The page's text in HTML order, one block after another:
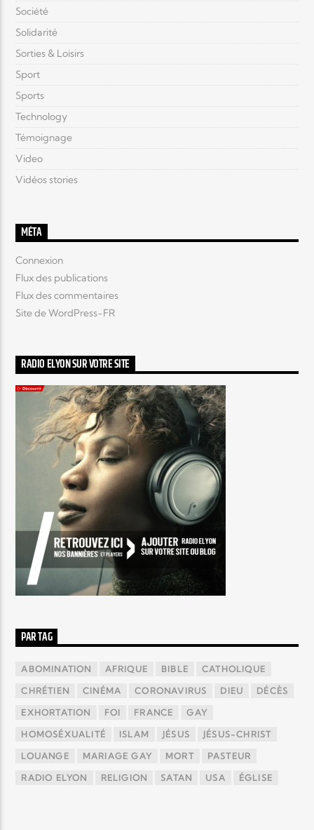
Société
Solidarité
Sorties & Loisirs
Sport
Sports
Technology
Témoignage
Video
Vidéos stories
MÉTA
Connexion
Flux des publications
Flux des commentaires
Site de WordPress-FR
RADIO ELYON SUR VOTRE SITE
PAR TAG
ABOMINATION AFRIQUE BIBLE CATHOLIQUE
CHRÉTIEN CINÉMA CORONAVIRUS DIEU DÉCÈS
EXHORTATION FOI FRANCE GAY
HOMOSÉXUALITÉ ISLAM JÉSUS JÉSUS-CHRIST
LOUANGE MARIAGE GAY MORT PASTEUR
RADIO ELYON RELIGION SATAN USA ÉGLISE